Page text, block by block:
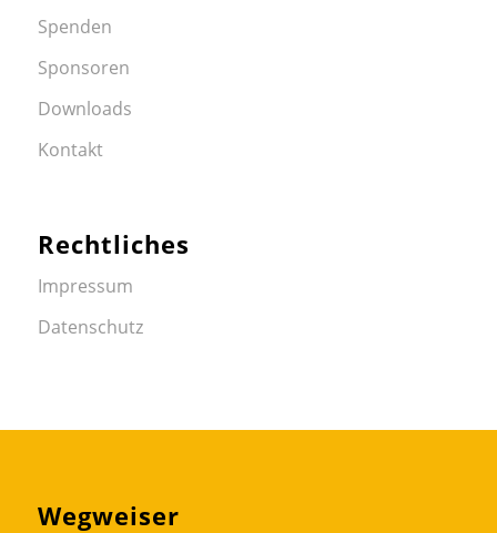
Spenden
Sponsoren
Downloads
Kontakt
Rechtliches
Impressum
Datenschutz
Wegweiser